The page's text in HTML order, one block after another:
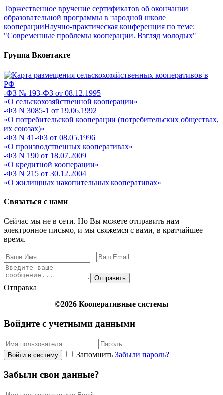
Торжественное вручение сертификатов об окончании
образовательной программы в народной школе
кооперацииНаучно-практическая конференция по теме:
"Современные проблемы кооперации. Взгляд молодых"
Группа Вконтакте
-ФЗ № 193-ФЗ от 08.12.1995
«О сельскохозяйственной кооперации»
-ФЗ N 3085-1 от 19.06.1992
«О потребительской кооперации (потребительских обществах,
их союзах)»
-ФЗ N 41-ФЗ от 08.05.1996
«О производственных кооперативах»
-ФЗ N 190 от 18.07.2009
«О кредитной кооперации»
-ФЗ N 215 от 30.12.2004
«О жилищных накопительных кооперативах»
Связаться с нами
Сейчас мы не в сети. Но Вы можете отправить нам
электронное письмо, и мы свяжемся с вами, в кратчайшее
время.
Отправить
Отправка
©2026 Кооперативные системы
Войдите с учетными данными
Войти в систему Запомнить Забыли пароль?
Забыли свои данные?